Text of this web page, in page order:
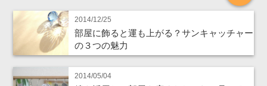
2014/12/25
部屋に飾ると運も上がる？サンキャッチャー
の３つの魅力
2014/05/04